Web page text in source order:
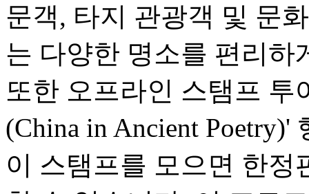
문객, 타지 관광객 및 문
는 다양한 명소를 편리하
또한 오프라인 스탬프
(China in Ancient
이 스탬프를 모으면 한정